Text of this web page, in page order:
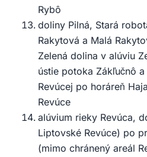
Rybô
doliny Pilná, Stará
Rakytová a Malá
Zelená dolina v alúviu
ústie potoka Zákľučnô
Revúcej po horáreň
Revúce
alúvium rieky Revúca,
Liptovské Revúce) po
(mimo chránený areál